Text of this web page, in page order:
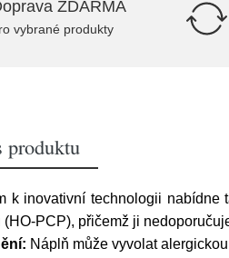
ZDARMA
vybrané produkty
produktu
k inovativní technologii nabídne
(HO-PCP), přičemž ji
Náplň může vyvolat